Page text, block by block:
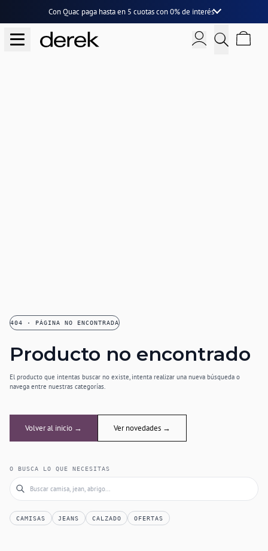
Con Quac paga hasta en 5 cuotascon0% de interés
404 · PÁGINA NO ENCONTRADA
Producto no encontrado
El producto que intentas buscar no existe, intenta realizar una nueva búsqueda o
navega entre nuestras categorías.
Volver al inicio → Ver novedades →
O BUSCA LO QUE NECESITAS
CAMISAS JEANS CALZADO OFERTAS